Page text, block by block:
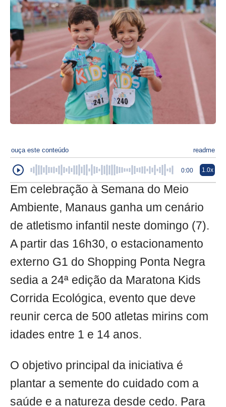
ouça este conteúdo readme
0:00 1.0x
Em celebração à Semana do Meio
Ambiente, Manaus ganha um cenário
de atletismo infantil neste domingo (7).
A partir das 16h30, o estacionamento
externo G1 do Shopping Ponta Negra
sedia a 24ª edição da Maratona Kids
Corrida Ecológica, evento que deve
reunir cerca de 500 atletas mirins com
idades entre 1 e 14 anos.
O objetivo principal da iniciativa é
plantar a semente do cuidado com a
saúde e a natureza desde cedo. Para